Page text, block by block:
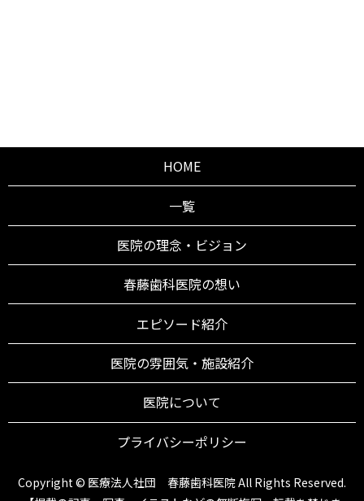
HOME
一覧
医院の理念・ビジョン
春藤歯科医院の想い
エピソード紹介
医院の雰囲気・施設紹介
医院について
プライバシーポリシー
Copyright © 医療法人社団 春藤歯科医院 All Rights Reserved.